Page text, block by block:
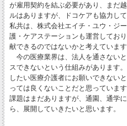
が雇用契約を結ぶ必要があり、まだ
ルはありますが、ドコケアも協力し
私共は、株式会社エイチ・ユウ・ジ
護・ケアステーションも運営してお
献できるのではないかと考えています
今の医療業界は、法人を通さない
スできないという仕組みがあります
したい医療介護者にお願いできない
っては良くないことだと思っていま
課題はまだありますが、通園、通学
ら、展開していきたいと思います。